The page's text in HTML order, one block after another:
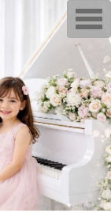
T
o
g
l
e
n
a
v
i
t